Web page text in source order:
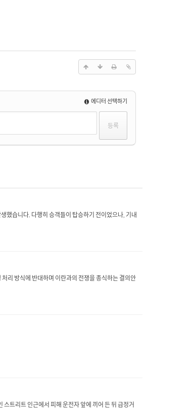
에디터 선택하기
했습니다. 다행히 승객들이 탑승하기 전이었으나, 기내
리 방식에 반대하며 이란과의 전쟁을 종식하는 결의안
트리트 인근에서 피해 운전자 앞에 끼어 든 뒤 급정거